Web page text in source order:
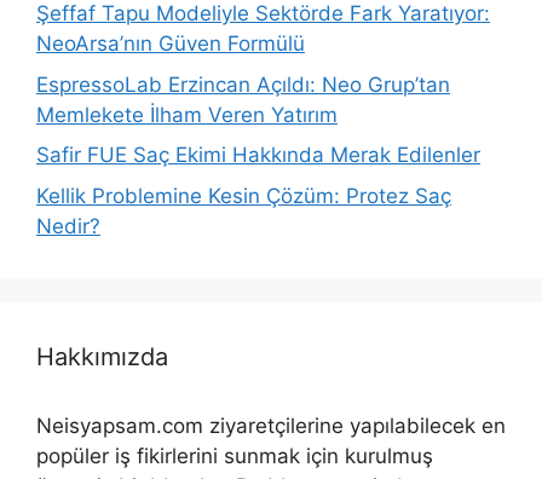
Şeffaf Tapu Modeliyle Sektörde Fark Yaratıyor:
NeoArsa’nın Güven Formülü
EspressoLab Erzincan Açıldı: Neo Grup’tan
Memlekete İlham Veren Yatırım
Safir FUE Saç Ekimi Hakkında Merak Edilenler
Kellik Problemine Kesin Çözüm: Protez Saç
Nedir?
Hakkımızda
Neisyapsam.com ziyaretçilerine yapılabilecek en
popüler iş fikirlerini sunmak için kurulmuş